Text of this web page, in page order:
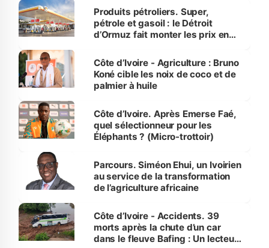
menacées
Produits pétroliers. Super,
pétrole et gasoil : le Détroit
d’Ormuz fait monter les prix en
Côte d’Ivoire - Agriculture : Bruno
Koné cible les noix de coco et de
palmier à huile
Côte d’Ivoire. Après Emerse Faé,
quel sélectionneur pour les
Éléphants ? (Micro-trottoir)
Parcours. Siméon Ehui, un Ivoirien
au service de la transformation
de l’agriculture africaine
Côte d’Ivoire - Accidents. 39
morts après la chute d’un car
dans le fleuve Bafing : Un lecteur